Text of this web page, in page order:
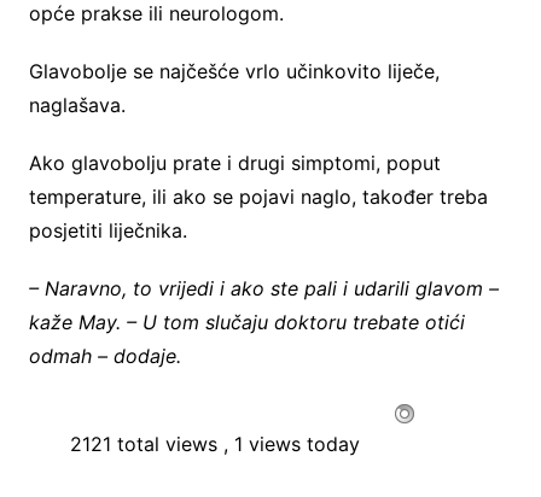
opće prakse ili neurologom.
Glavobolje se najčešće vrlo učinkovito liječe,
naglašava.
Ako glavobolju prate i drugi simptomi, poput
temperature, ili ako se pojavi naglo, također treba
posjetiti liječnika.
– Naravno, to vrijedi i ako ste pali i udarili glavom –
kaže May. – U tom slučaju doktoru trebate otići
odmah – dodaje.
2121 total views , 1 views today